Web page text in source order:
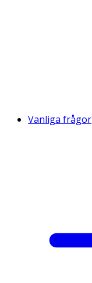
Vanliga frågor